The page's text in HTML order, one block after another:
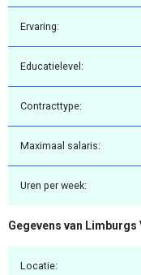
Ervaring:
Educatielevel:
Contracttype:
Maximaal salaris:
Uren per week:
Gegevens van
Locatie: